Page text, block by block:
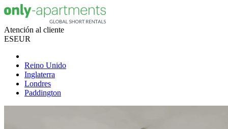
Atención al cliente
ESEUR
Reino Unido
Inglaterra
Londres
Paddington